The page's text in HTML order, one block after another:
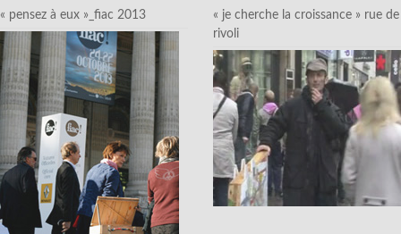
« pensez à eux »_fiac 2013
« je cherche la croissance » rue de
rivoli